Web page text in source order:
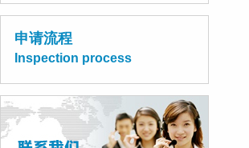
申请流程
Inspection process